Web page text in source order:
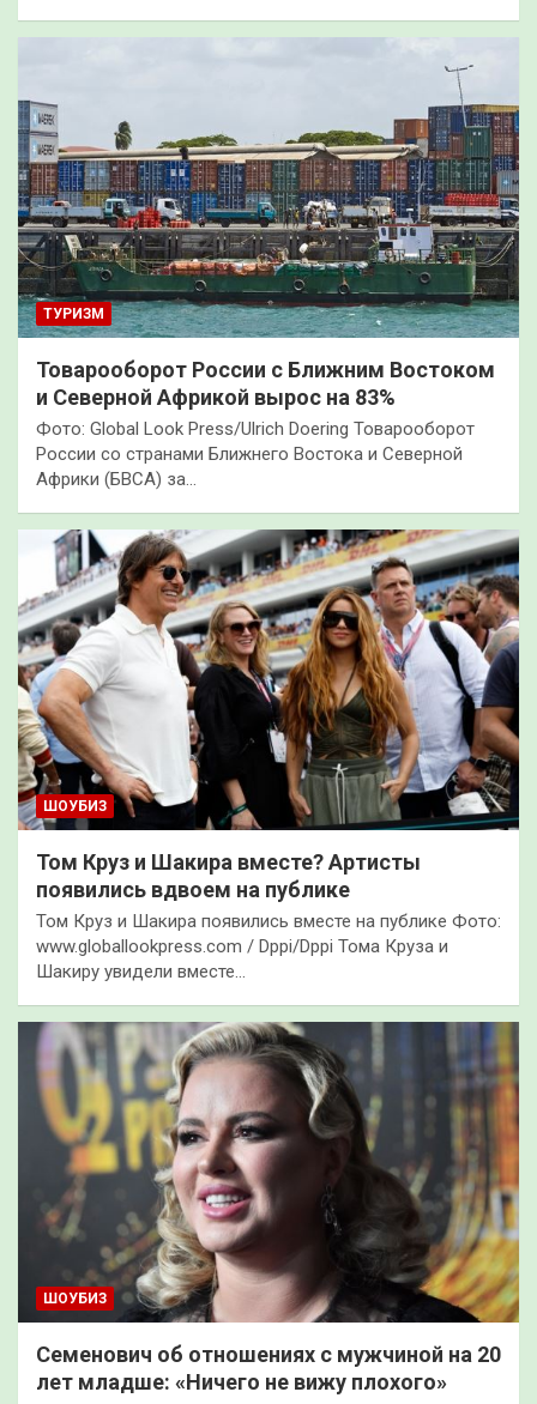
ТУРИЗМ
Товарооборот России с Ближним Востоком
и Северной Африкой вырос на 83%
Фото: Global Look Press/Ulrich Doering Товарооборот
России со странами Ближнего Востока и Северной
Африки (БВСА) за…
ШОУБИЗ
Том Круз и Шакира вместе? Артисты
появились вдвоем на публике
Том Круз и Шакира появились вместе на публике Фото:
www.globallookpress.com / Dppi/Dppi Тома Круза и
Шакиру увидели вместе…
ШОУБИЗ
Семенович об отношениях с мужчиной на 20
лет младше: «Ничего не вижу плохого»